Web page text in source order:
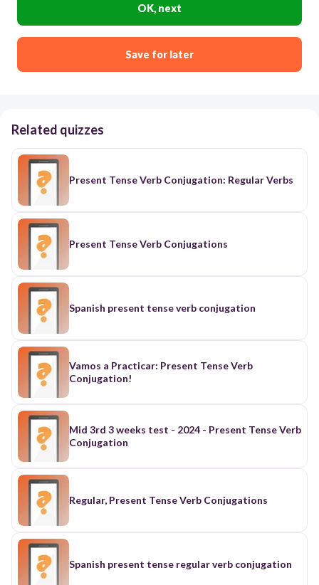
OK, next
Save for later
Related quizzes
Present Tense Verb Conjugation: Regular Verbs
Present Tense Verb Conjugations
Spanish present tense verb conjugation
Vamos a Practicar: Present Tense Verb
Conjugation!
Mid 3rd 3 weeks test - 2024 - Present Tense Verb
Conjugation
Regular, Present Tense Verb Conjugations
Spanish present tense regular verb conjugation